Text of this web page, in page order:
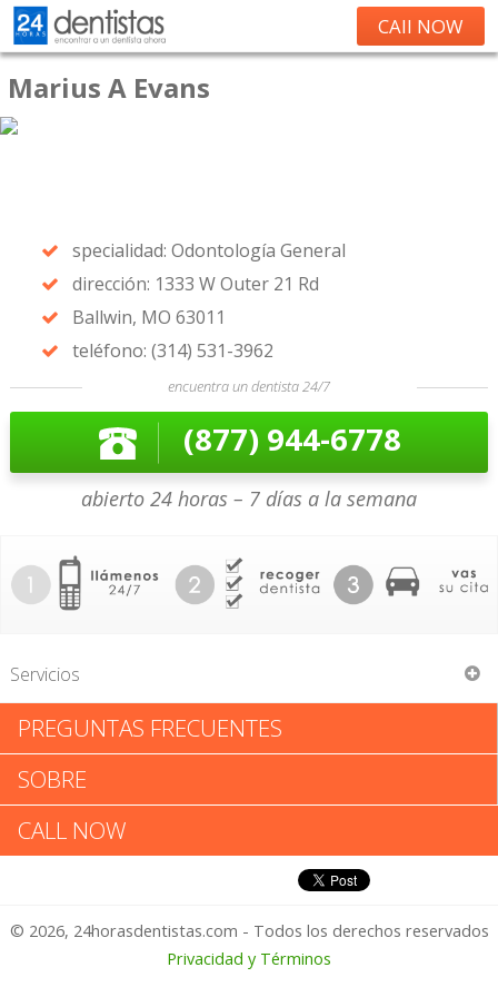
CAll NOW
Marius A Evans
specialidad: Odontología General
dirección: 1333 W Outer 21 Rd
Ballwin, MO 63011
teléfono: (314) 531-3962
encuentra un dentista 24/7
(877) 944-6778
abierto 24 horas – 7 días a la semana
Servicios
Marius A Evans
Marius A Evans: Califica tu
Experiencia
1 – No Feliz
PREGUNTAS FRECUENTES
SOBRE
CALL NOW
© 2026, 24horasdentistas.com - Todos los derechos reservados
Privacidad y Términos